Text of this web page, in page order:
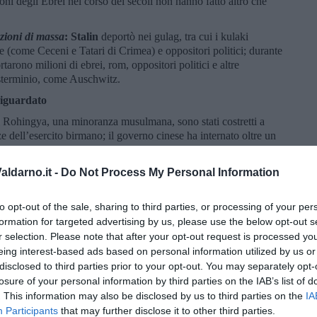
- Do Not Process My Personal Information
opt-out of the sale, sharing to third parties, or processing of your
for targeted advertising by us, please use the below opt-out
selection. Please note that after your opt-out request is processed
interest-based ads based on personal information utilized by us
to third parties prior to your opt-out. You may separately
of your personal information by third parties on the IAB’s list of
This information may also be disclosed by us to third parties on the
Participants that may further disclose it to other third parties.
di massa: Stalin deportò nei gulag, tra cui i kulaki
(come Ceceni e Tatari di Crimea) e oppositori politici; durante
milioni di ebrei, rom, oppositori politici e altre
come Auschwitz.
una minoranza musulmana, sono stati costretti a
dell’esercito birmano; il governo cinese ha internato oltre un
nello Xinjiang in campi di rieducazione; milioni di siriani e
guerra civile e dell’occupazione dello Stato Islamico;
di Israele avvenne la
circa 750 000 fuggirono e trovarono rifugio in
in Libano, in Siria e in Iraq; i palestinesi vedono nella
di premere soprattutto sulla collaborazionista Arabia
verso i migranti.
di governi negazionisti del cambiamento
ha registrato un aumento significativo delle temperature
) con un trend quattro volte più veloce rispetto alla media